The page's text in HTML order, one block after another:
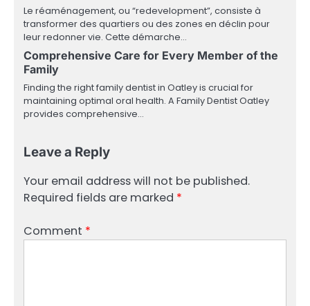
Le réaménagement, ou “redevelopment”, consiste à
transformer des quartiers ou des zones en déclin pour
leur redonner vie. Cette démarche…
Comprehensive Care for Every Member of the
Family
Finding the right family dentist in Oatley is crucial for
maintaining optimal oral health. A Family Dentist Oatley
provides comprehensive…
Leave a Reply
Your email address will not be published.
Required fields are marked *
Comment *